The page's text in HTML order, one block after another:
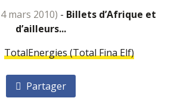
mars 2010) - Billets d’Afrique et
d’ailleurs...
TotalEnergies (Total Fina Elf)
Partager